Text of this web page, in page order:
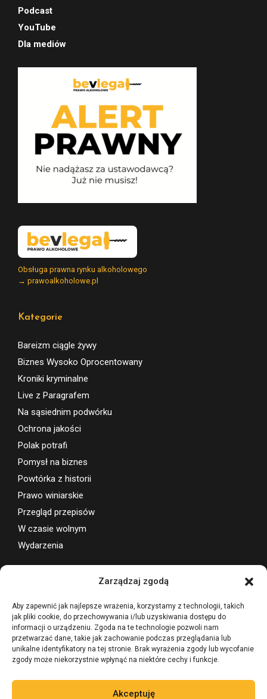
Zarządzaj zgodą
Aby zapewnić jak najlepsze wrażenia, korzystamy z technologii, takich
jak pliki cookie, do przechowywania i/lub uzyskiwania dostępu do
informacji o urządzeniu. Zgoda na te technologie pozwoli nam
przetwarzać dane, takie jak zachowanie podczas przeglądania lub
unikalne identyfikatory na tej stronie. Brak wyrażenia zgody lub wycofanie
zgody może niekorzystnie wpłynąć na niektóre cechy i funkcje.
Akceptuję
Podcast
YouTube
Dla mediów
Obsługa prawna rynku alkoholowego
→ prawoalkoholowe.pl
Kategorie
Bareizm ciągle żywy
Biznes Wysoko Oprocentowany
Kroniki kryminalne
Live z Paragrafem
Na sąsiednim podwórku
Ochrona jakości
Polak potrafi
Pomysł na biznes
Powtórka z historii
Prawo winiarskie
Przegląd przepisów
W czasie wolnym
Wydarzenia